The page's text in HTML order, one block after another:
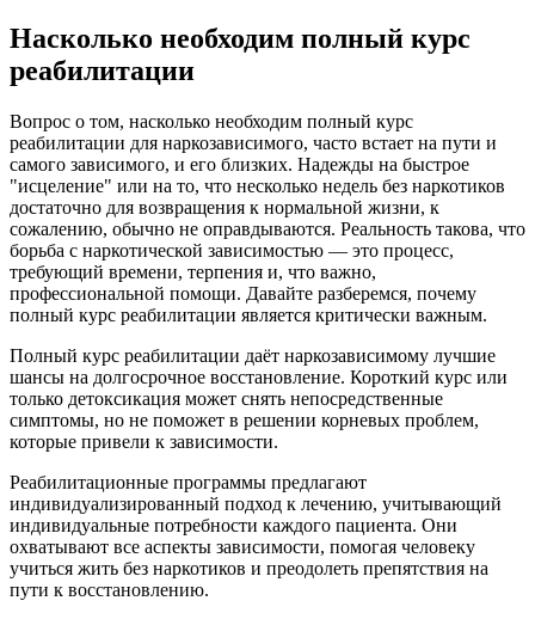
Насколько необходим полный курс
реабилитации
Вопрос о том, насколько необходим полный курс
реабилитации для наркозависимого, часто встает на пути и
самого зависимого, и его близких. Надежды на быстрое
"исцеление" или на то, что несколько недель без наркотиков
достаточно для возвращения к нормальной жизни, к
сожалению, обычно не оправдываются. Реальность такова, что
борьба с наркотической зависимостью — это процесс,
требующий времени, терпения и, что важно,
профессиональной помощи. Давайте разберемся, почему
полный курс реабилитации является критически важным.
Полный курс реабилитации даёт наркозависимому лучшие
шансы на долгосрочное восстановление. Короткий курс или
только детоксикация может снять непосредственные
симптомы, но не поможет в решении корневых проблем,
которые привели к зависимости.
Реабилитационные программы предлагают
индивидуализированный подход к лечению, учитывающий
индивидуальные потребности каждого пациента. Они
охватывают все аспекты зависимости, помогая человеку
учиться жить без наркотиков и преодолеть препятствия на
пути к восстановлению.